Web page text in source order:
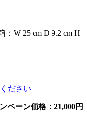
：W 25 cm D 9.2 cm H
ださい
ーン価格：21,000円